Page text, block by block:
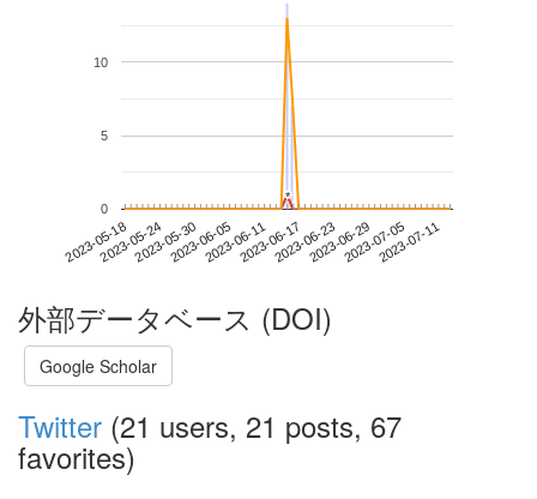
2023-05-182023-05-242023-05-302023-06-052023-06-112023-06-172023-06-232023-06-292023-07-052023-07-11
0
5
10
*
*
外部データベース (DOI)
Google Scholar
Twitter (21 users, 21 posts, 67
favorites)